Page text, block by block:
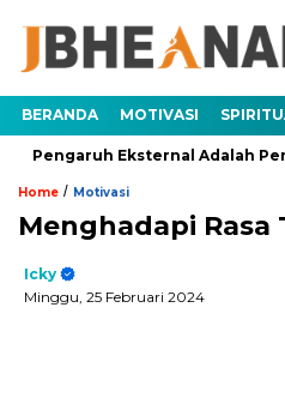
BERANDA MOTIVASI
Eksternal Adalah Penghadang
Home / Motivasi
Menghadapi Rasa
Icky
Minggu, 25 Februari 2024